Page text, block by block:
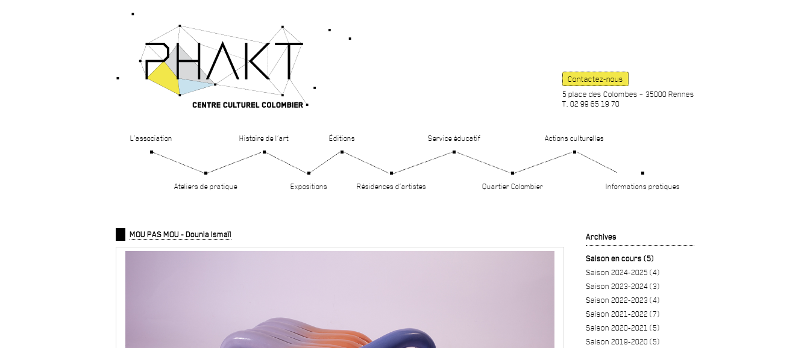
Contactez-nous
5 place des Colombes – 35000 Rennes
T. 02 99 65 19 70
L’association
Ateliers de pratique
Histoire de l’art
Expositions
Éditions
Résidences d’artistes
Service éducatif
Quartier Colombier
Actions culturelles
Informations pratiques
MOU PAS MOU - Dounia Ismaïl Archives
Saison en cours (5)
Saison 2024-2025 (4)
Saison 2023-2024 (3)
Saison 2022-2023 (4)
Saison 2021-2022 (7)
Saison 2020-2021 (5)
Saison 2019-2020 (5)